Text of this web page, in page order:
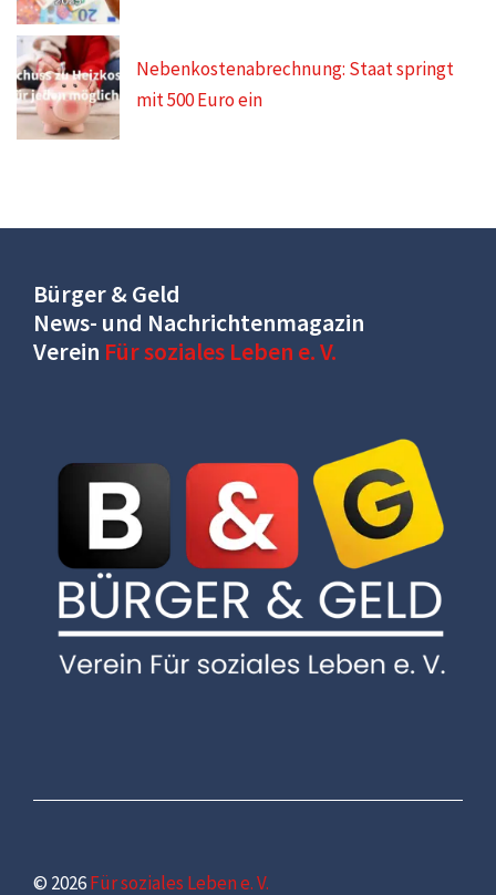
Nebenkostenabrechnung: Staat springt
mit 500 Euro ein
Bürger & Geld
News- und Nachrichtenmagazin
Verein Für soziales Leben e. V.
© 2026Für soziales Leben e. V.